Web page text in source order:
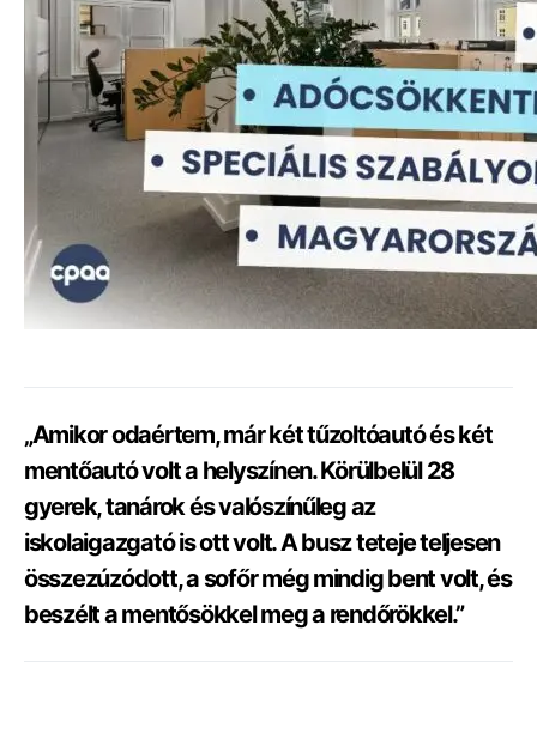
„Amikor odaértem, már két tűzoltóautó és két
mentőautó volt a helyszínen. Körülbelül 28
gyerek, tanárok és valószínűleg az
iskolaigazgató is ott volt. A busz teteje teljesen
összezúzódott, a sofőr még mindig bent volt, és
beszélt a mentősökkel meg a rendőrökkel.”